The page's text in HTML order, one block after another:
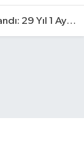
Cezası Bulunuyordu